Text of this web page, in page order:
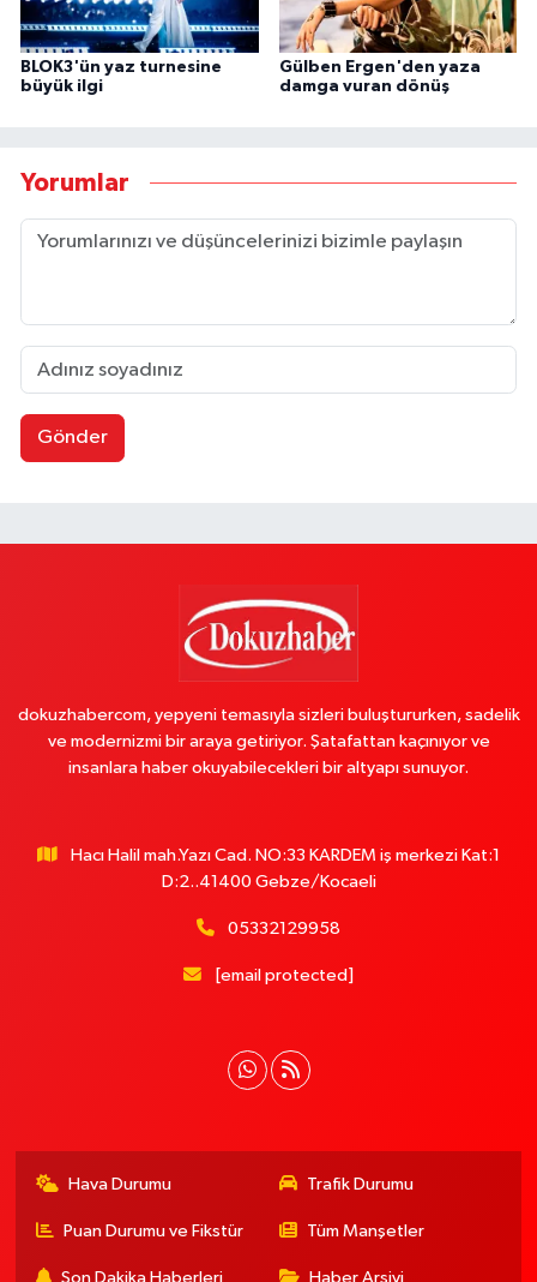
BLOK3'ün yaz turnesine
büyük ilgi
Gülben Ergen'den yaza
damga vuran dönüş
Yorumlar
Gönder
dokuzhabercom, yepyeni temasıyla sizleri buluştururken, sadelik
ve modernizmi bir araya getiriyor. Şatafattan kaçınıyor ve
insanlara haber okuyabilecekleri bir altyapı sunuyor.
Hacı Halil mah.Yazı Cad. NO:33 KARDEM iş merkezi Kat:1
D:2..41400 Gebze/Kocaeli
05332129958
[email protected]
Hava Durumu Trafik Durumu
Puan Durumu ve Fikstür Tüm Manşetler
Son Dakika Haberleri Haber Arşivi